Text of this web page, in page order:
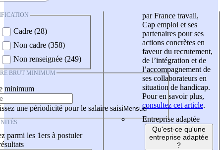
Cadre (28)
Non cadre (358)
Non renseignée (249)
BRUT MINIMUM
minimum
une périodicité pour le salaire saisi
parmi les 1ers à postuler
par France travail,
Cap emploi et ses
partenaires pour ses
actions concrètes en
faveur du recrutement,
de l’intégration et de
l’accompagnement de
ses collaborateurs en
situation de handicap.
Pour en savoir plus,
consultez cet article.
Entreprise adaptée
Qu'est-ce qu'une
entreprise adaptée
?